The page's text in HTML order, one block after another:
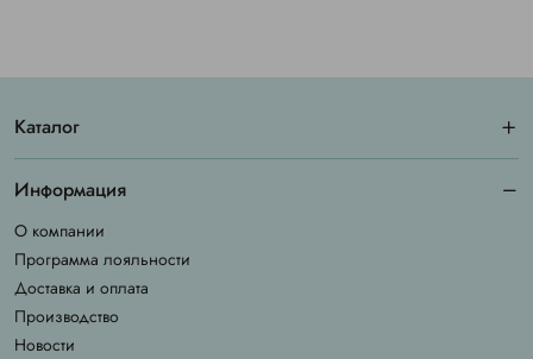
Каталог
Информация
О компании
Программа лояльности
Доставка и оплата
Производство
Новости